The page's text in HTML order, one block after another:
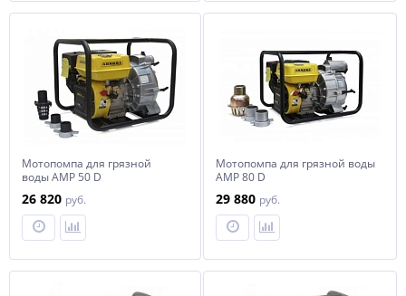
Мотопомпа для грязной
воды АМР 50 D
26 820 руб.
Мотопомпа для грязной воды
АМР 80 D
29 880 руб.